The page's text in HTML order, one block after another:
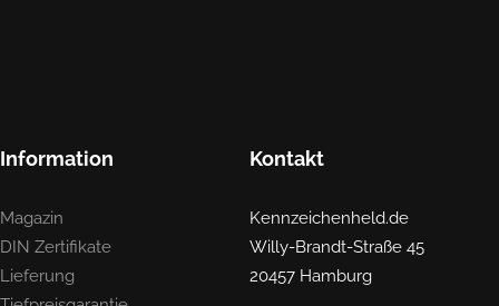
Information
Magazin
DIN Zertifikate
Lieferung
Kontakt
Kennzeichenheld.de
Willy-Brandt-Straße 45
20457 Hamburg